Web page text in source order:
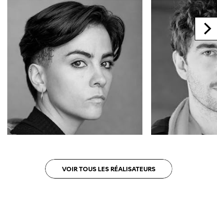
VOIR TOUS LES RÉALISATEURS